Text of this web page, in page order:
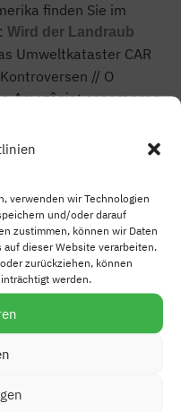
verwenden wir Technologien
und/oder darauf
zustimmen, können wir Daten
dieser Website verarbeiten.
zurückziehen, können
werden.
finden Sie im
Wird der Landraub
Umweltkataster CAR
// O
Amazônia: esperanças
veranstaltet die
Chile-
jena.de